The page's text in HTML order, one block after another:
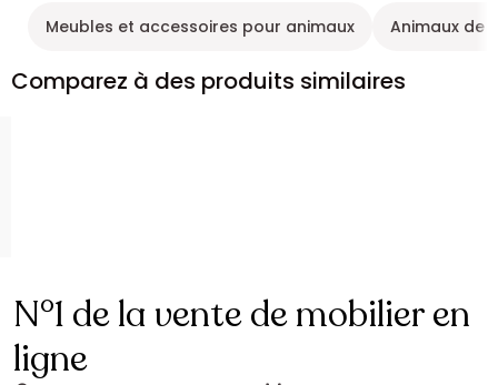
Meubles et accessoires pour animaux Animaux de
Comparez à des produits similaires
N°1 de la vente de mobilier en
ligne